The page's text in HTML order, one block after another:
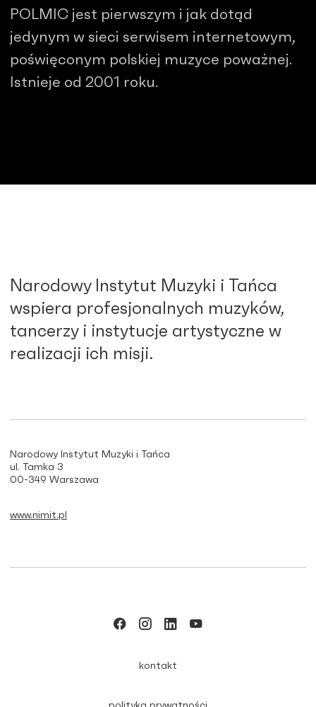
POLMIC jest pierwszym i jak dotąd
jedynym w sieci serwisem internetowym,
poświęconym polskiej muzyce poważnej.
Istnieje od 2001 roku.
Narodowy Instytut Muzyki i Tańca
wspiera profesjonalnych muzyków,
tancerzy i instytucje artystyczne w
realizacji ich misji.
Narodowy Instytut Muzyki i Tańca
ul. Tamka 3
00-349 Warszawa
www.nimit.pl
kontakt